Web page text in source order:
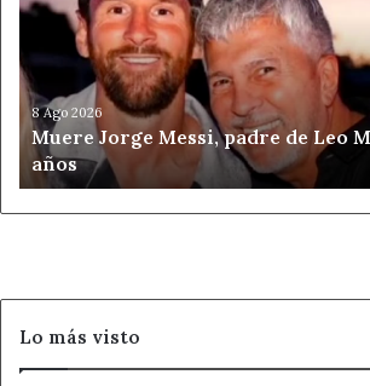
padre
Leo
Messi,
los
68
años
8 Ago 2026
Muere Jorge Messi, padre de Leo
años
Lo más visto